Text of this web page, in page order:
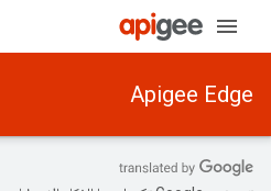
Apigee Edge